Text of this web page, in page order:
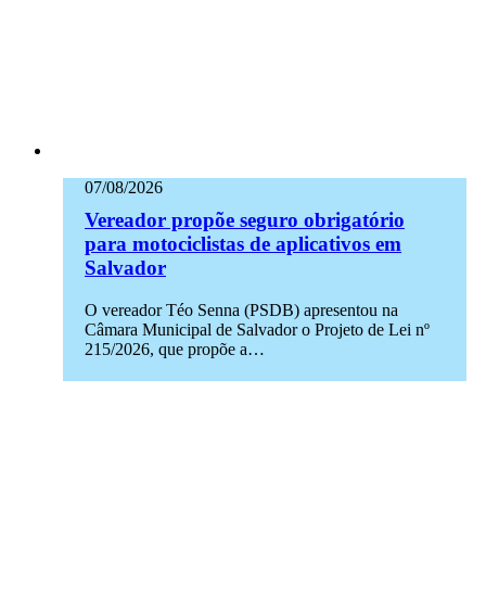
07/08/2026
Vereador propõe seguro obrigatório
para motociclistas de aplicativos em
Salvador
O vereador Téo Senna (PSDB) apresentou na
Câmara Municipal de Salvador o Projeto de Lei nº
215/2026, que propõe a…